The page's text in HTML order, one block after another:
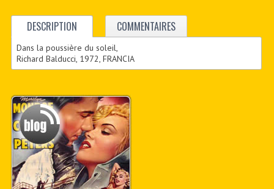
DESCRIPTION COMMENTAIRES
Dans la poussière du soleil,
Richard Balducci, 1972, FRANCIA